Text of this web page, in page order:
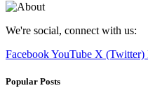
We're social, connect with us:
FacebookYouTube X (Twitter)
Popular Posts